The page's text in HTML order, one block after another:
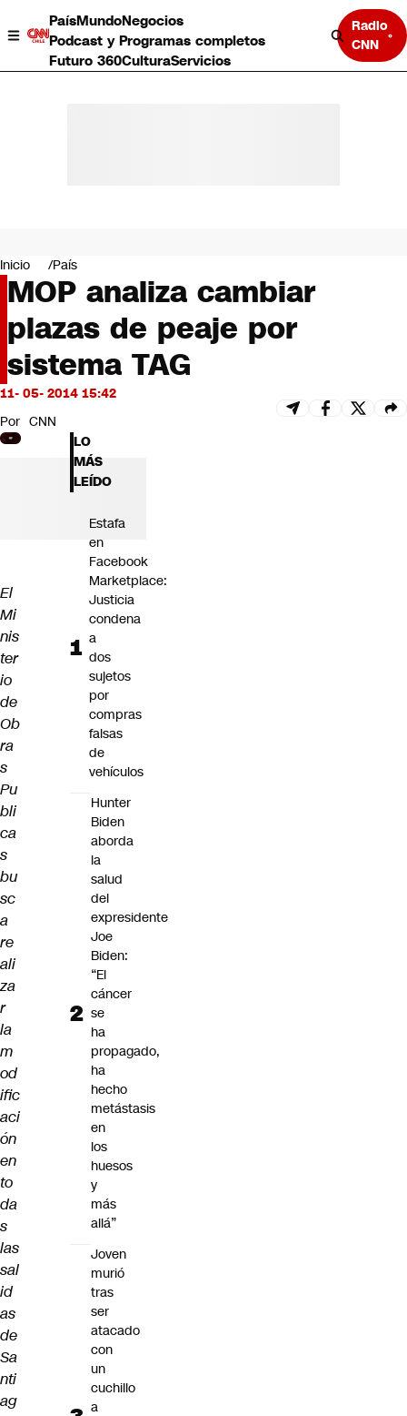
PaísMundoNegocios
Podcast y Programas completos
Futuro 360CulturaServicios
Radio
CNN
Negocios
Deportes
Programas completos
Cultura
Servicios
Bits
CNN tiempo
Futuro 360
Opinión
Inicio País
MOP analiza cambiar
plazas de peaje por
sistema TAG
11- 05- 2014 15:42
Por CNN
El
Mi
nis
ter
io
de
Ob
ra
s
Pu
bli
ca
s
bu
sc
a
re
ali
za
r
la
m
od
ific
aci
ón
en
to
da
s
las
sal
id
as
de
Sa
nti
ag
LO
MÁS
LEÍDO
Estafa
en
Facebook
Marketplace:
Justicia
condena
a
dos
sujetos
por
compras
falsas
de
vehículos
Hunter
Biden
aborda
la
salud
del
expresidente
Joe
Biden:
“El
cáncer
se
ha
propagado,
ha
hecho
metástasis
en
los
huesos
y
más
allá”
Joven
murió
tras
ser
atacado
con
un
cuchillo
a